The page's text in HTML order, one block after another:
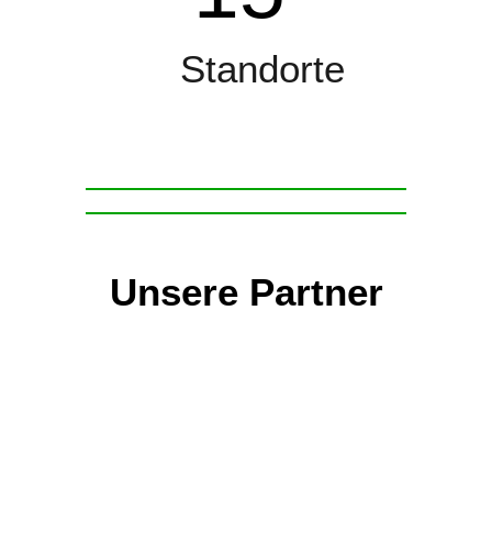
Standorte
Unsere Partner